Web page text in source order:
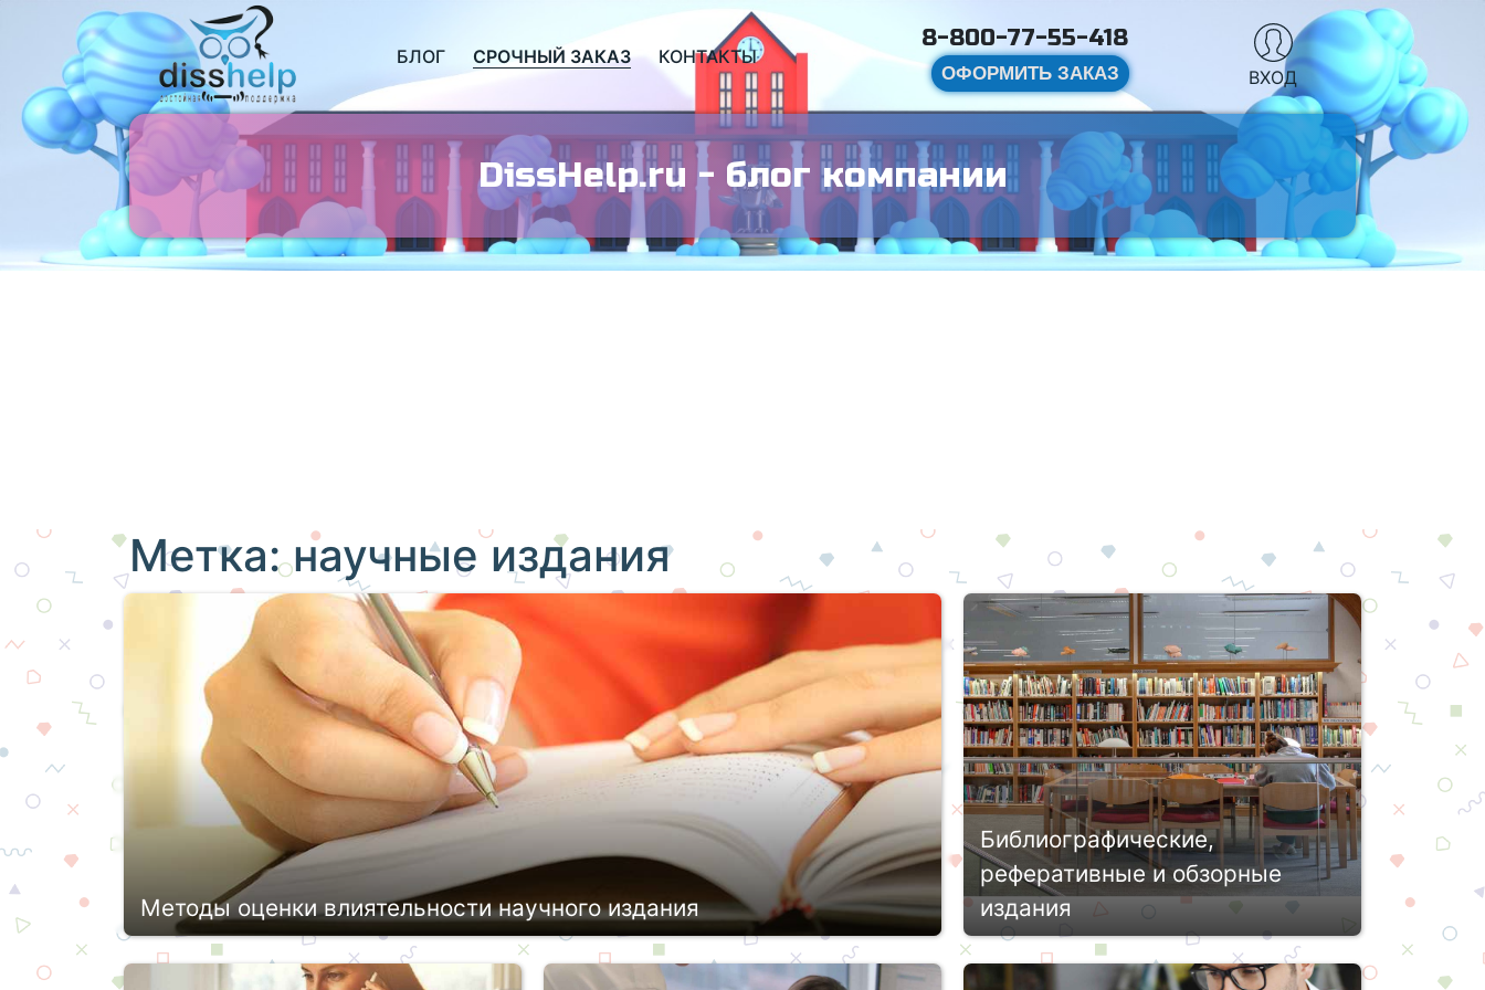
БЛОГ СРОЧНЫЙ ЗАКАЗ КОНТАКТЫ
8-800-77-55-418
ОФОРМИТЬ ЗАКАЗ ВХОД
DissHelp.ru - блог компании
Метка:научные издания
Методы оценки влиятельности научного издания
Сегодня каждый научный проект призван привнести в науку или отрасль что-то
Библиографические,
реферативные и обзорные
издания
Библиографическими изданиями